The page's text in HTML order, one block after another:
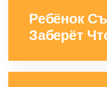
Ребёнок
Заберёт